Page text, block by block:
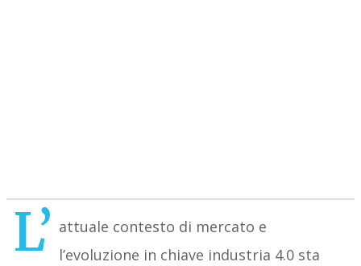
L’ attuale contesto di mercato e
l’evoluzione in chiave industria 4.0 sta